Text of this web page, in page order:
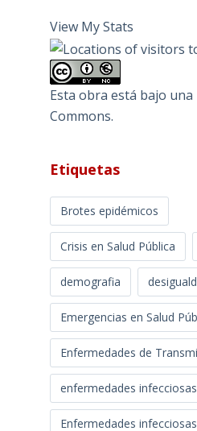
View My Stats
Esta obra está bajo una
Commons.
Etiquetas
Brotes epidémicos
Crisis en Salud Pública
demografia
Emergencias en Salud
Enfermedades de
enfermedades infecciosas
Enfermedades